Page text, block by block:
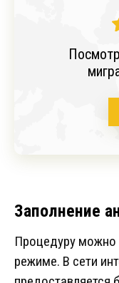
Заполнение
Процедуру
режиме. В сети